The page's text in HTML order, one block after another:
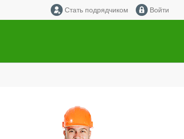
Стать подрядчиком Войти